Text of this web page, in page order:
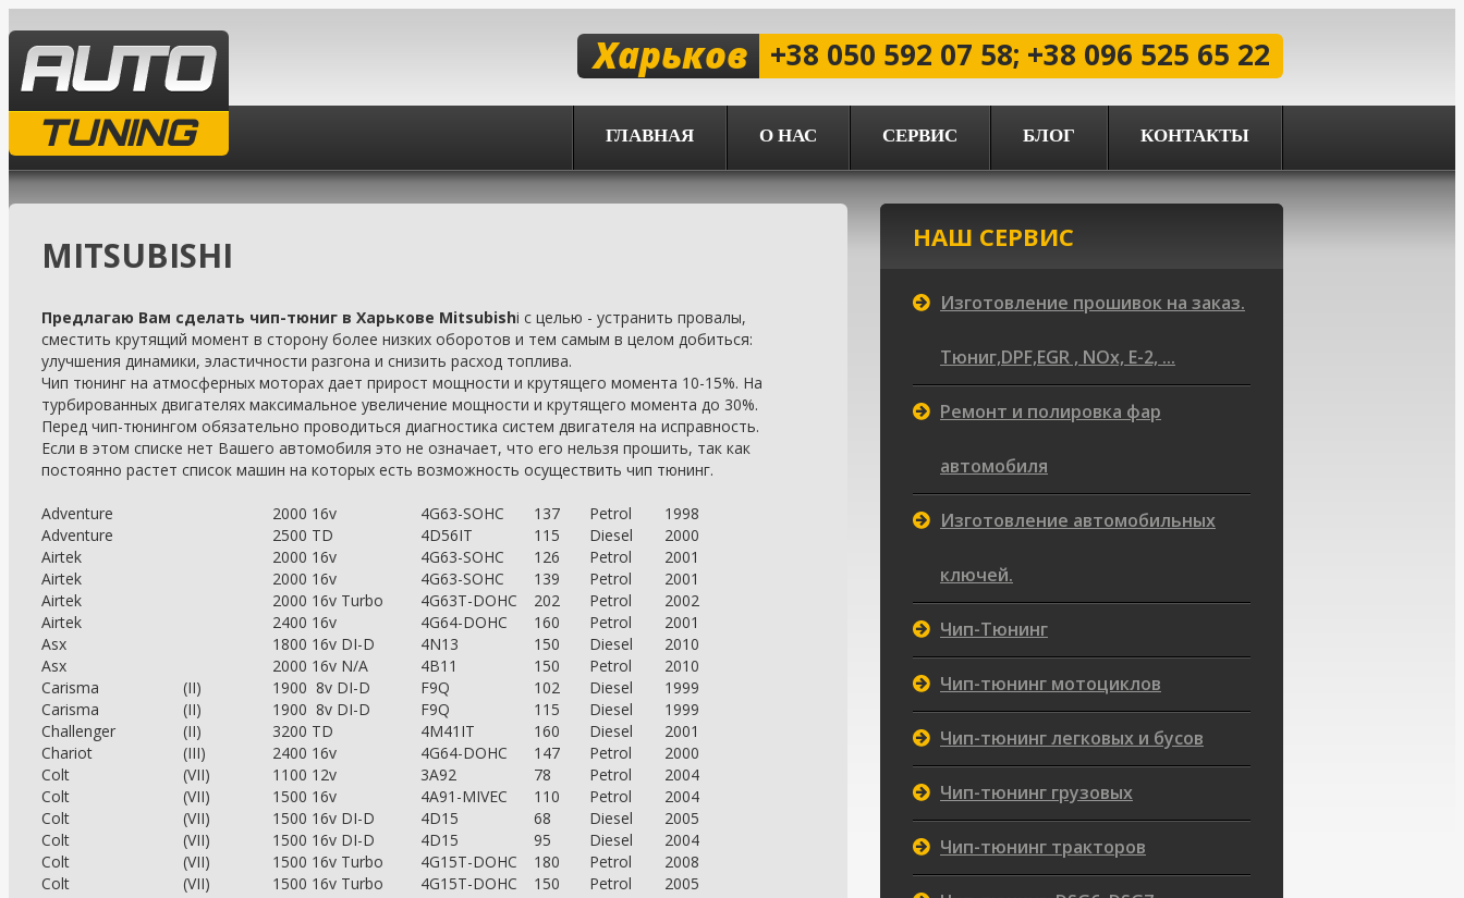
TUNING
Харьков +38 050 592 07 58; +38 096 525 65 22
ГЛАВНАЯ О НАС СЕРВИС БЛОГ КОНТАКТЫ
MITSUBISHI
Предлагаю Вам сделать чип-тюниг в Харькове Mitsubishi с целью - устранить провалы,
сместить крутящий момент в сторону более низких оборотов и тем самым в целом добиться:
улучшения динамики, эластичности разгона и снизить расход топлива.
Чип тюнинг на атмосферных моторах дает прирост мощности и крутящего момента 10-15%. На
турбированных двигателях максимальное увеличение мощности и крутящего момента до 30%.
Перед чип-тюнингом обязательно проводиться диагностика систем двигателя на исправность.
Если в этом списке нет Вашего автомобиля это не означает, что его нельзя прошить, так как
постоянно растет список машин на которых есть возможность осуществить чип тюнинг.
Adventure 2000 16v 4G63-SOHC 137 Petrol
1998
Adventure
2500 TD 4D56IT 115 Diesel
2000
Airtek
2000 16v 4G63-SOHC 126 Petrol
2001
Airtek
2000 16v 4G63-SOHC 139 Petrol
2001
Airtek
2000 16v Turbo 4G63T-DOHC 202 Petrol
2002
Airtek
2400 16v 4G64-DOHC 160 Petrol
2001
Asx
1800 16v DI-D 4N13 150 Diesel
2010
Asx
2000 16v N/A 4B11 150 Petrol
2010
Carisma
(II) 1900 8v DI-D F9Q 102 Diesel
1999
Carisma
(II) 1900 8v DI-D F9Q 115 Diesel
1999
Challenger
(II) 3200 TD 4M41IT 160 Diesel
2001
Chariot
(III) 2400 16v 4G64-DOHC 147 Petrol
2000
Colt
(VII) 1100 12v 3A92 78 Petrol
2004
Colt
(VII) 1500 16v 4A91-MIVEC 110 Petrol
2004
Colt
(VII) 1500 16v DI-D 4D15 68 Diesel
2005
Colt
(VII) 1500 16v DI-D 4D15 95 Diesel
2004
Colt
(VII) 1500 16v Turbo 4G15T-DOHC 180 Petrol
2008
Colt
(VII) 1500 16v Turbo 4G15T-DOHC 150 Petrol
2005
НАШ СЕРВИС
Изготовление прошивок на заказ.
Тюниг,DPF,EGR , NOx, Е-2, ...
Ремонт и полировка фар
автомобиля
Изготовление автомобильных
ключей.
Чип-Тюнинг
Чип-тюнинг мотоциклов
Чип-тюнинг легковых и бусов
Чип-тюнинг грузовых
Чип-тюнинг тракторов